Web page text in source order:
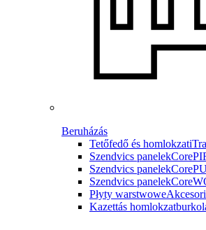
Beruházás
Tetőfedő és homlokzati
Szendvics panelek
Szendvics panelek
Szendvics panelek
Płyty warstwowe
Kazettás